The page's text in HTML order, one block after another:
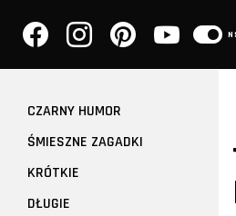
CZARNY HUMOR
ŚMIESZNE ZAGADKI
KRÓTKIE
DŁUGIE